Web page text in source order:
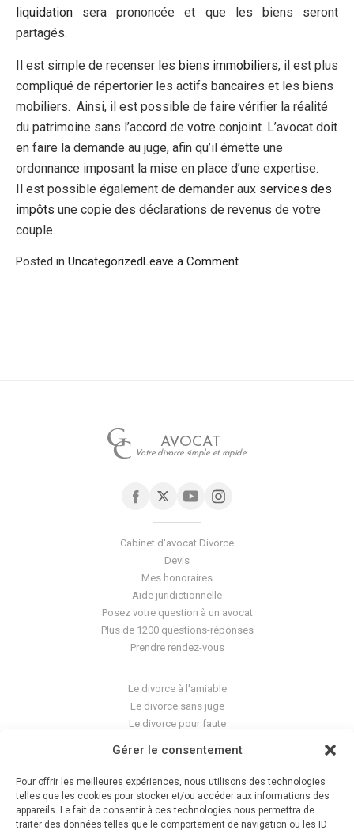
Gérer le consentement
Pour offrir les meilleures expériences, nous utilisons des technologies
telles que les cookies pour stocker et/ou accéder aux informations des
appareils. Le fait de consentir à ces technologies nous permettra de
traiter des données telles que le comportement de navigation ou les ID
liquidation sera prononcée et que les biens seront
partagés.
Il est simple de recenser les biens immobiliers, il est plus
compliqué de répertorier les actifs bancaires et les biens
mobiliers. Ainsi, il est possible de faire vérifier la réalité
du patrimoine sans l’accord de votre conjoint. L’avocat doit
en faire la demande au juge, afin qu’il émette une
ordonnance imposant la mise en place d’une expertise.
Il est possible également de demander aux services des
impôts une copie des déclarations de revenus de votre
couple.
Posted in UncategorizedLeave a Commenton
AVOCAT
Votre divorce simple et rapide
Cabinet d'avocat Divorce
Devis
Mes honoraires
Aide juridictionnelle
Posez votre question à un avocat
Plus de 1200 questions-réponses
Prendre rendez-vous
Le divorce à l'amiable
Le divorce sans juge
Le divorce pour faute
La séparation de corps
Les violences conjugales